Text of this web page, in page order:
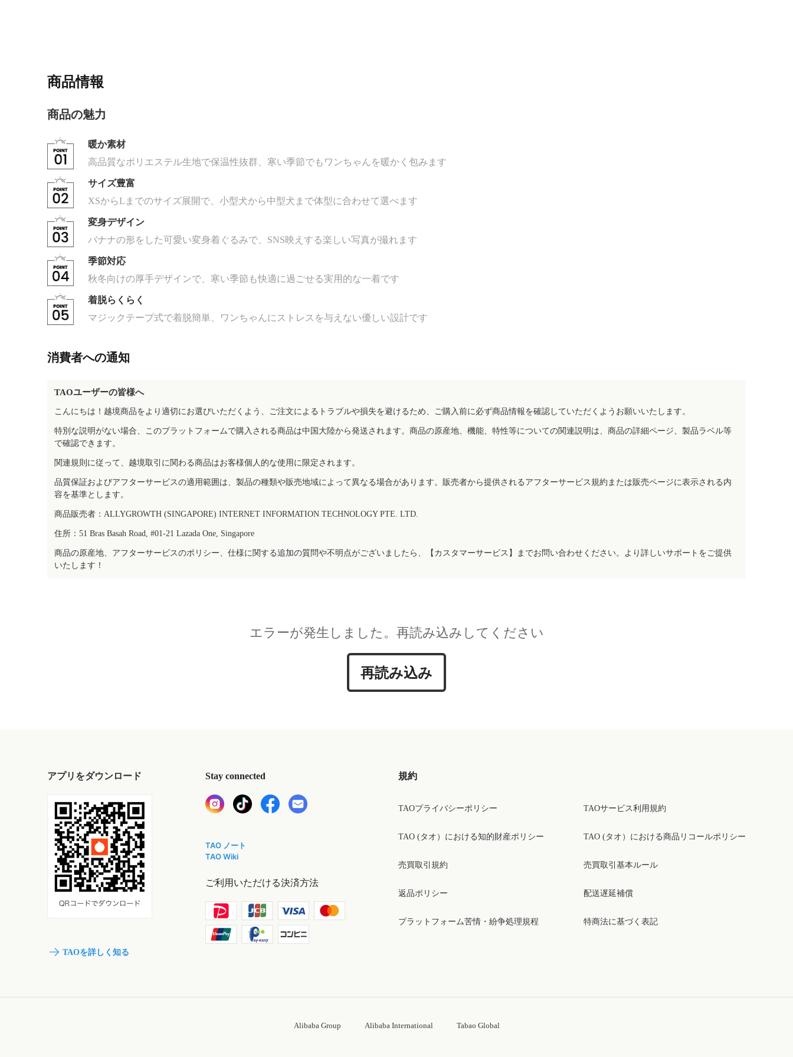
商品情報
商品の魅力
暖か素材
高品質なポリエステル生地で保温性抜群、寒い季節でもワンちゃんを暖かく包みます
サイズ豊富
XSからLまでのサイズ展開で、小型犬から中型犬まで体型に合わせて選べます
変身デザイン
バナナの形をした可愛い変身着ぐるみで、SNS映えする楽しい写真が撮れます
季節対応
秋冬向けの厚手デザインで、寒い季節も快適に過ごせる実用的な一着です
着脱らくらく
マジックテープ式で着脱簡単、ワンちゃんにストレスを与えない優しい設計です
消費者への通知
TAOユーザーの皆様へ
こんにちは！越境商品をより適切にお選びいただくよう、ご注文によるトラブルや損失を避けるため、ご購入前に必ず商品情報を確認していただくようお願いいたします。
特別な説明がない場合、このプラットフォームで購入される商品は中国大陸から発送されます。商品の原産地、機能、特性等についての関連説明は、商品の詳細ページ、製品ラベル等
で確認できます。
関連規則に従って、越境取引に関わる商品はお客様個人的な使用に限定されます。
品質保証およびアフターサービスの適用範囲は、製品の種類や販売地域によって異なる場合があります。販売者から提供されるアフターサービス規約または販売ページに表示される内
容を基準とします。
商品販売者：ALLYGROWTH (SINGAPORE) INTERNET INFORMATION TECHNOLOGY PTE. LTD.
住所：51 Bras Basah Road, #01-21 Lazada One, Singapore
商品の原産地、アフターサービスのポリシー、仕様に関する追加の質問や不明点がございましたら、【カスタマーサービス】までお問い合わせください。より詳しいサポートをご提供
いたします！
エラーが発生しました。再読み込みしてください
再読み込み
アプリをダウンロード
TAOを詳しく知る
Stay connected
TAO ノート
TAO Wiki
ご利用いただける決済方法
規約
TAOプライバシーポリシー
TAO (タオ）における知的財産ポリシー
売買取引規約
返品ポリシー
プラットフォーム苦情・紛争処理規程
TAOサービス利用規約
TAO (タオ）における商品リコールポリシー
売買取引基本ルール
配送遅延補償
特商法に基づく表記
Alibaba Group Alibaba International Tabao Global